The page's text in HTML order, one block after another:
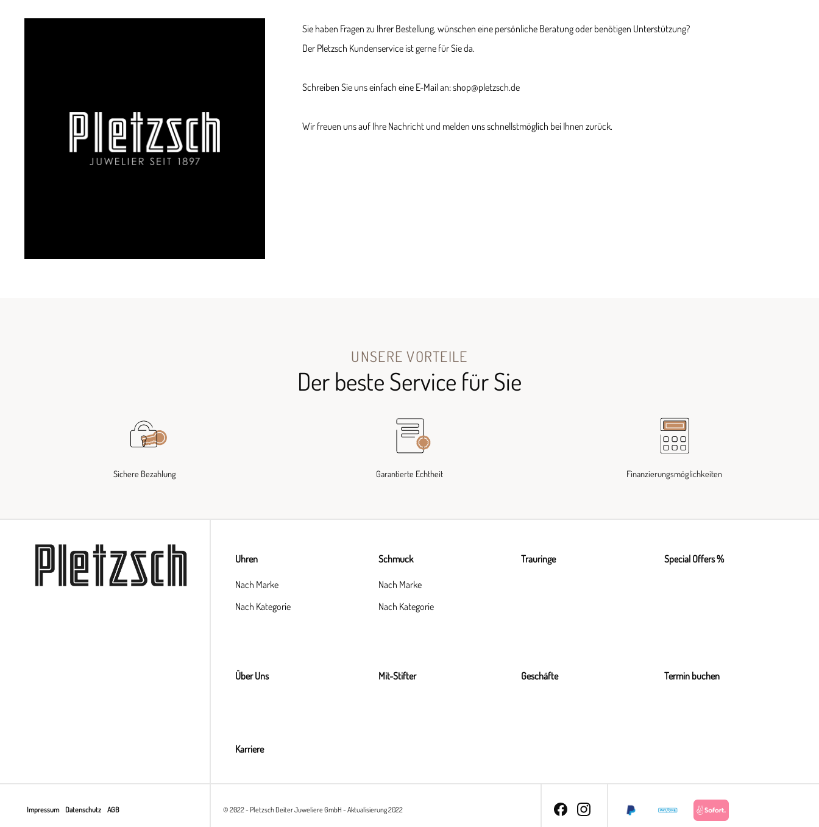
Sie haben Fragen zu Ihrer Bestellung, wünschen eine persönliche Beratung oder benötigen Unterstützung?
Der Pletzsch Kundenservice ist gerne für Sie da.
Schreiben Sie uns einfach eine E-Mail an: shop@pletzsch.de
Wir freuen uns auf Ihre Nachricht und melden uns schnellstmöglich bei Ihnen zurück.
UNSERE VORTEILE
Der beste Service für Sie
Sichere Bezahlung Garantierte Echtheit Finanzierungsmöglichkeiten
Uhren
Nach Marke
Nach Kategorie
Schmuck
Nach Marke
Nach Kategorie
Trauringe Special Offers %
Über Uns Mit-Stifter Geschäfte Termin buchen
Karriere
Impressum Datenschutz AGB © 2022 - Pletzsch Deiter Juweliere GmbH - Aktualisierung 2022